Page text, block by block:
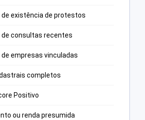
de existência de protestos
de consultas recentes
de empresas vinculadas
completos
Positivo
ou renda presumida